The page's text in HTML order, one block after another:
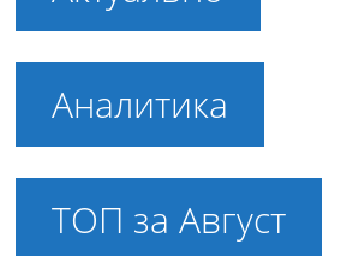
Аналитика
ТОП за Август